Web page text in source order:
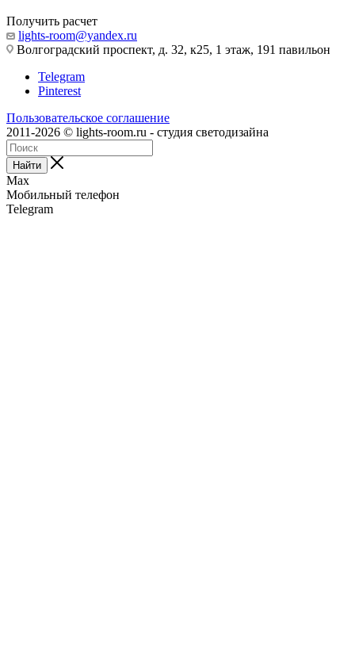
Получить расчет
lights-room@yandex.ru
Волгоградский проспект, д. 32, к25, 1 этаж, 191 павильон
Telegram
Pinterest
Пользовательское соглашение
2011-2026 © lights-room.ru - студия светодизайна
Найти
Max
Мобильный телефон
Telegram